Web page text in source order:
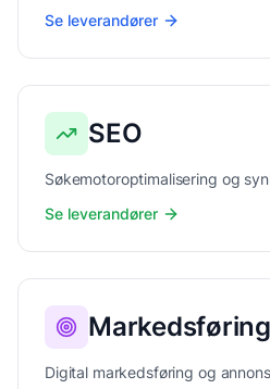
Se leverandører
SEO
Søkemotoroptimalisering og
Se leverandører
Markedsføring
Digital markedsføring og